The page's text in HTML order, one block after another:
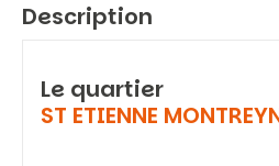
Description
Le quartier
ST ETIENNE